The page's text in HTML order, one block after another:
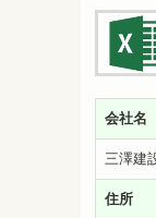
会社名
三澤建
住所